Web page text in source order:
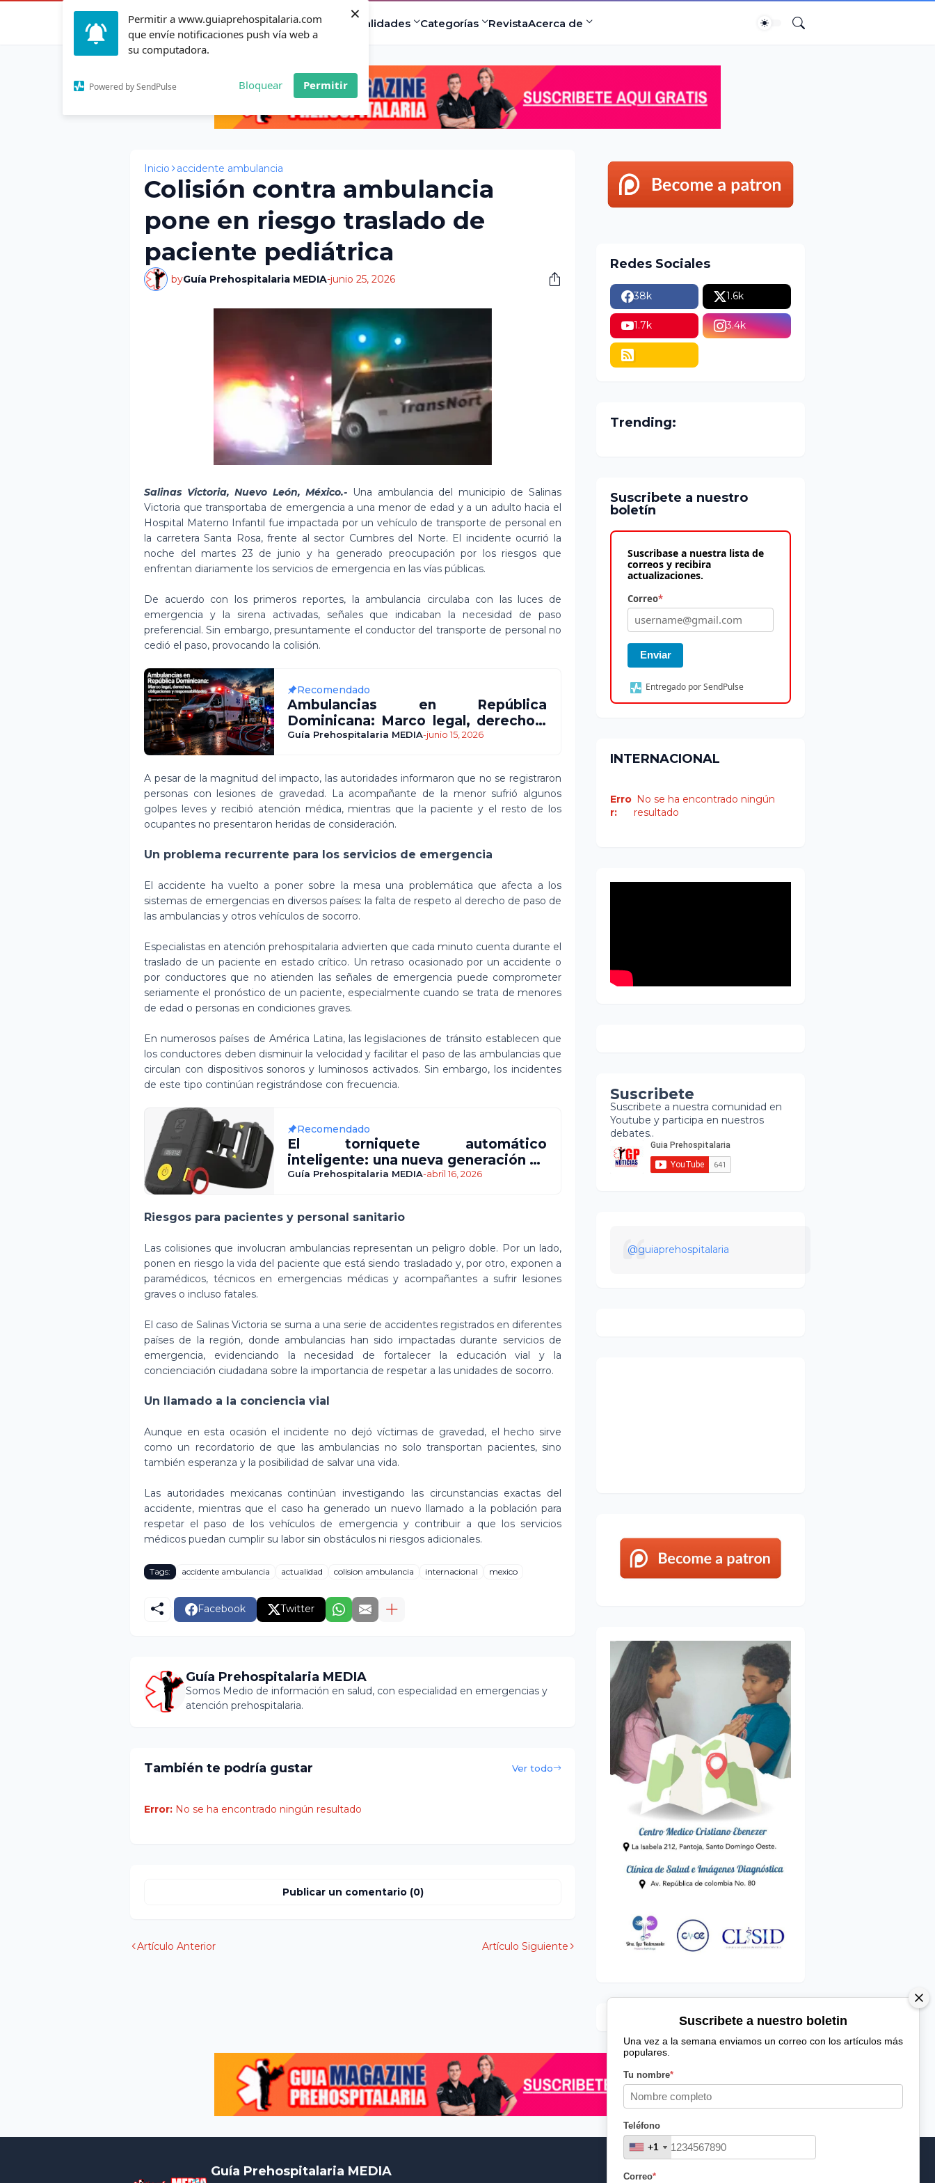
Permitir a www.guiaprehospitalaria.com
que envíe notificaciones push vía web a
su computadora.
Powered by SendPulse Bloquear Permitir
×
InicioActualidad Especialidades Categorías RevistaAcerca de
Inicio accidente ambulancia
Colisión contra ambulancia
pone en riesgo traslado de
paciente pediátrica
byGuía Prehospitalaria MEDIA-junio 25, 2026
Salinas Victoria, Nuevo León, México.- Una ambulancia del municipio de Salinas
Victoria que transportaba de emergencia a una menor de edad y a un adulto hacia el
Hospital Materno Infantil fue impactada por un vehículo de transporte de personal en
la carretera Santa Rosa, frente al sector Cumbres del Norte. El incidente ocurrió la
noche del martes 23 de junio y ha generado preocupación por los riesgos que
enfrentan diariamente los servicios de emergencia en las vías públicas.
De acuerdo con los primeros reportes, la ambulancia circulaba con las luces de
emergencia y la sirena activadas, señales que indicaban la necesidad de paso
preferencial. Sin embargo, presuntamente el conductor del transporte de personal no
cedió el paso, provocando la colisión.
Recomendado
Ambulancias en República
Dominicana: Marco legal, derechos,
obligaciones y responsabilidades
Guía Prehospitalaria MEDIA-junio 15, 2026
A pesar de la magnitud del impacto, las autoridades informaron que no se registraron
personas con lesiones de gravedad. La acompañante de la menor sufrió algunos
golpes leves y recibió atención médica, mientras que la paciente y el resto de los
ocupantes no presentaron heridas de consideración.
Un problema recurrente para los servicios de emergencia
El accidente ha vuelto a poner sobre la mesa una problemática que afecta a los
sistemas de emergencias en diversos países: la falta de respeto al derecho de paso de
las ambulancias y otros vehículos de socorro.
Especialistas en atención prehospitalaria advierten que cada minuto cuenta durante el
traslado de un paciente en estado crítico. Un retraso ocasionado por un accidente o
por conductores que no atienden las señales de emergencia puede comprometer
seriamente el pronóstico de un paciente, especialmente cuando se trata de menores
de edad o personas en condiciones graves.
En numerosos países de América Latina, las legislaciones de tránsito establecen que
los conductores deben disminuir la velocidad y facilitar el paso de las ambulancias que
circulan con dispositivos sonoros y luminosos activados. Sin embargo, los incidentes
de este tipo continúan registrándose con frecuencia.
Recomendado
El torniquete automático
inteligente: una nueva generación en
el control de hemorragias
Guía Prehospitalaria MEDIA-abril 16, 2026
Riesgos para pacientes y personal sanitario
Las colisiones que involucran ambulancias representan un peligro doble. Por un lado,
ponen en riesgo la vida del paciente que está siendo trasladado y, por otro, exponen a
paramédicos, técnicos en emergencias médicas y acompañantes a sufrir lesiones
graves o incluso fatales.
El caso de Salinas Victoria se suma a una serie de accidentes registrados en diferentes
países de la región, donde ambulancias han sido impactadas durante servicios de
emergencia, evidenciando la necesidad de fortalecer la educación vial y la
concienciación ciudadana sobre la importancia de respetar a las unidades de socorro.
Un llamado a la conciencia vial
Aunque en esta ocasión el incidente no dejó víctimas de gravedad, el hecho sirve
como un recordatorio de que las ambulancias no solo transportan pacientes, sino
también esperanza y la posibilidad de salvar una vida.
Las autoridades mexicanas continúan investigando las circunstancias exactas del
accidente, mientras que el caso ha generado un nuevo llamado a la población para
respetar el paso de los vehículos de emergencia y contribuir a que los servicios
médicos puedan cumplir su labor sin obstáculos ni riesgos adicionales.
Tags: accidente ambulancia actualidad colision ambulancia internacional mexico
Facebook Twitter
Guía Prehospitalaria MEDIA
Somos Medio de información en salud, con especialidad en emergencias y
atención prehospitalaria.
También te podría gustar Ver todo
Error: No se ha encontrado ningún resultado
Publicar un comentario (0)
Artículo Anterior Artículo Siguiente
Redes Sociales
38k 1.6k
1.7k 3.4k
Trending:
Suscribete a nuestro
boletín
Suscribase a nuestra lista de
correos y recibira
actualizaciones.
Correo*
Enviar
Entregado por SendPulse
INTERNACIONAL
Erro
r:
No se ha encontrado ningún
resultado
Suscribete
Suscribete a nuestra comunidad en
Youtube y participa en nuestros
debates..
@guiaprehospitalaria
Suscribete a nuestro boletin
Una vez a la semana enviamos un correo con los artículos más
populares.
Tu nombre*
Teléfono
+1
+1
Correo*
Guía Prehospitalaria MEDIA